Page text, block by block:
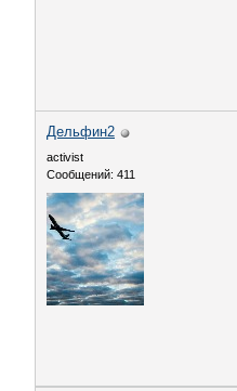
Дельфин2
activist
Сообщений: 411